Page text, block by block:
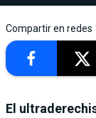
Compartir en redes
El